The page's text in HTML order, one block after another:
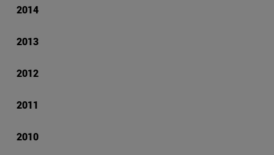
2014
2013
2012
2011
2010